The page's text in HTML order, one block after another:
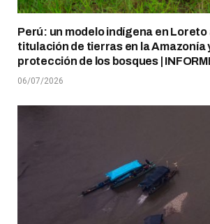
Perú: un modelo indígena en Loreto
titulación de tierras en la Amazonía
protección de los bosques |
06/07/2026